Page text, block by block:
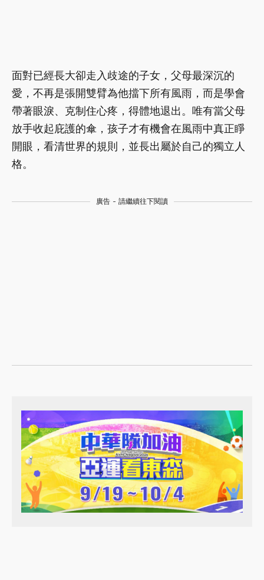
面對已經長大卻走入歧途的子女，父母最深沉的
愛，不再是張開雙臂為他擋下所有風雨，而是學會
帶著眼淚、克制住心疼，得體地退出。唯有當父母
放手收起庇護的傘，孩子才有機會在風雨中真正睜
開眼，看清世界的規則，並長出屬於自己的獨立人
格。
廣告 - 請繼續往下閱讀